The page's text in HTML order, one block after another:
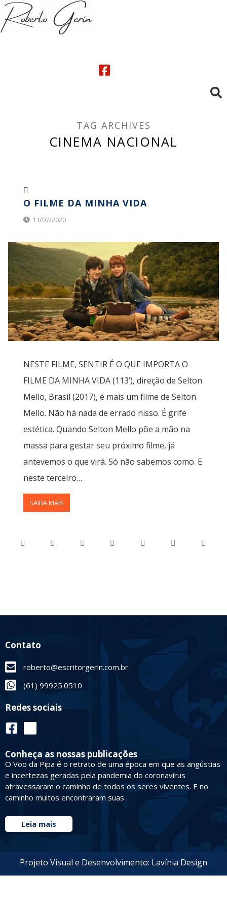
TAG ARCHIVES
CINEMA NACIONAL
O FILME DA MINHA VIDA
11/07/2020
NESTE FILME, SENTIR É O QUE IMPORTA O
FILME DA MINHA VIDA (113’), direção de Selton
Mello, Brasil (2017), é mais um filme de Selton
Mello. Não há nada de errado nisso. É grife
estética. Quando Selton Mello põe a mão na
massa para gestar seu próximo filme, já
antevemos o que virá. Só não sabemos como. E
neste terceiro…
SAIBA MAIS
Contato
roberto@escritorgerin.com.br
(61) 99925.0510
Redes sociais
Conheça as nossas publicações
O Voo da Pipa é o retrato de uma época em que as angústias
e incertezas geradas pela pandemia do coronavírus
atravessaram o caminho de todos os seres viventes. E no
caminho muitos encontraram suas…
Leia mais
Projeto Visual e Desenvolvimento: Lavínia Design